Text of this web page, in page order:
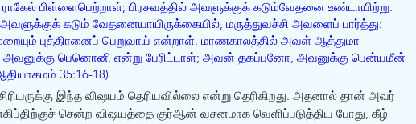
ராகேல் பிள்ளைபெற்றாள்; பிரசவத்தில் அவளுக்குக் கடும்வேதனை உண்டாயிற்று.
அவளுக்குக் கடும் வேதனையாயிருக்கையில், மருத்துவச்சி அவளைப் பார்த்து:
புத்திரனைப் பெறுவாய் என்றாள். மரணகாலத்தில் அவள் ஆத்துமா
அவனுக்கு பெனொனி என்று பேரிட்டாள்; அவன் தகப்பனோ, அவனுக்கு பென்யமீன்
35:16-18)
இந்த விஷயம் தெரியவில்லை என்று தெரிகிறது. அதனால் தான் அவர்
சென்ற விஷயத்தை குர்ஆன் வசனமாக வெளிப்படுத்திய போது, கீழ்